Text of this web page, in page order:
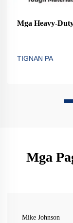
Mga Heavy-
TIGNAN PA
Mga
Mike Johnson